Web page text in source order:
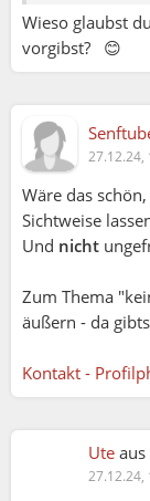
Wieso glaubst
vorgibst? 😊
27.12.24,
Wäre das
Sichtweise
Und nicht
Zum Thema
äußern - da
Kontakt -
Ute aus
27.12.24,
Guido:
Biene:
Und du
Bestimmt
Wieso
lassen wie
Warum
richtige ist?
Ich
Bingo Biene:
wie sie sind,
Probleme in
können
zum Thema,